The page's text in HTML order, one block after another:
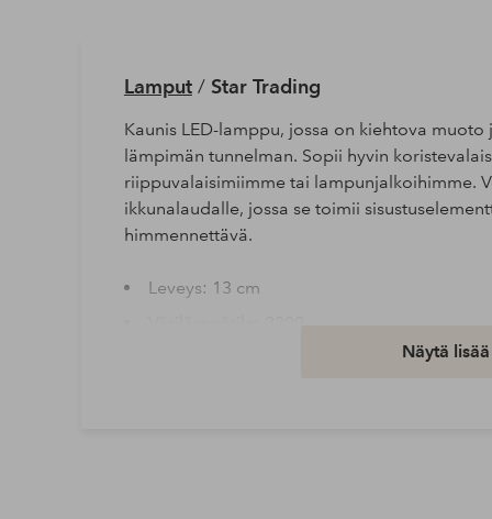
Lamput/ Star Trading
Kaunis LED-lamppu, jossa on kiehtova
lämpimän tunnelman. Sopii hyvin
riippuvalaisimiimme tai lampunjalkoihimme.
ikkunalaudalle, jossa se toimii
himmennettävä.
Leveys: 13 cm
Näytä lisää